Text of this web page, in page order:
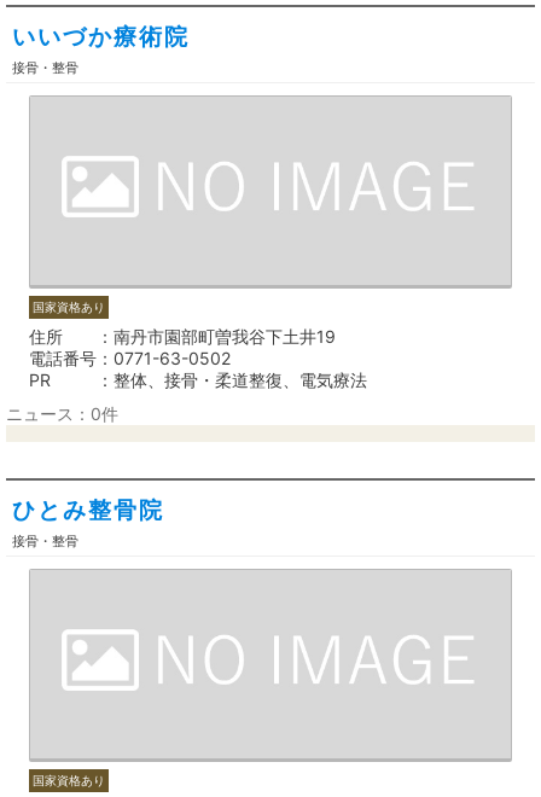
いいづか療術院
接骨・整骨
国家資格あり
住所
南丹市園部町曽我谷下土井19
電話番号
0771-63-0502
PR
整体、接骨・柔道整復、電気療法
ニュース：0件
ひとみ整骨院
接骨・整骨
国家資格あり